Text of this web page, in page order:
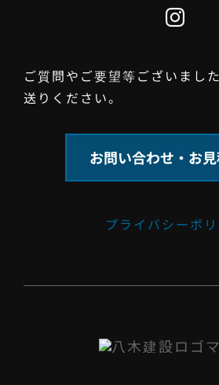
ご質問やご要望等ございまし
送りください。
お問い合わせ・お見
プライバシーポ